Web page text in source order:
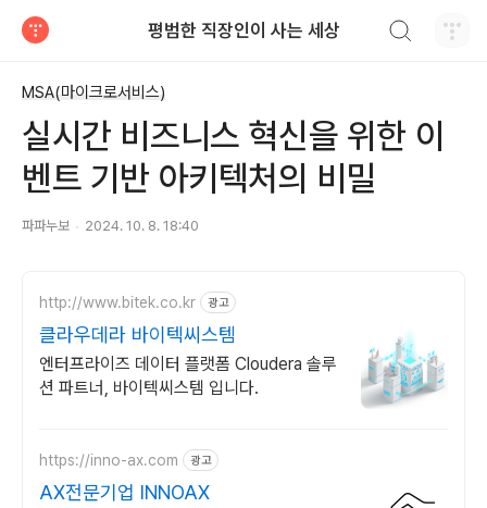
평범한 직장인이 사는 세상
MSA(마이크로서비스)
실시간 비즈니스 혁신을 위한 이
벤트 기반 아키텍처의 비밀
파파누보 2024. 10. 8. 18:40
http://www.bitek.co.kr 광고
클라우데라 바이텍씨스템
엔터프라이즈 데이터 플랫폼 Cloudera 솔루
션 파트너, 바이텍씨스템 입니다.
https://inno-ax.com 광고
AX전문기업 INNOAX